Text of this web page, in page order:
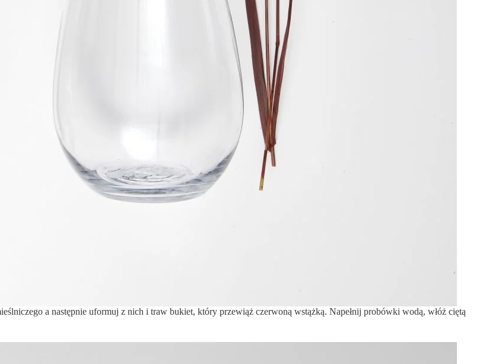
a następnie uformuj z nich i traw bukiet, który przewiąż czerwoną wstążką. Napełnij probówki wodą, włóż ciętą